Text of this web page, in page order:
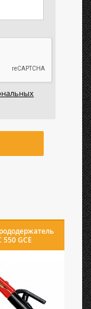
550 GCE